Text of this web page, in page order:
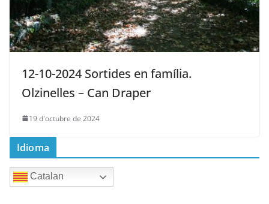
12-10-2024 Sortides en família.
Olzinelles – Can Draper
19 d'octubre de 2024
Idioma
Catalan